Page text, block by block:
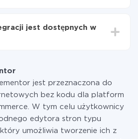
danych, która faktycznie jest
z Twoich systemów do
się na płatną. Więcej
.
jest dostępnych w
jest przeznaczona do
bez kodu dla platform
W tym celu użytkownicy
edytora stron typu
który umożliwia tworzenie ich z